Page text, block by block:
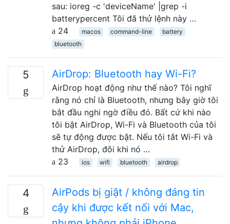
sau: ioreg -c 'deviceName' |grep -i
batterypercent Tôi đã thử lệnh này …
24
macos command-line
battery
bluetooth
5 AirDrop: Bluetooth hay Wi-Fi?
AirDrop hoạt động như thế nào? Tôi nghĩ
rằng nó chỉ là Bluetooth, nhưng bây giờ tôi
bắt đầu nghi ngờ điều đó. Bất cứ khi nào
tôi bật AirDrop, Wi-Fi và Bluetooth của tôi
sẽ tự động được bật. Nếu tôi tắt Wi-Fi và
thử AirDrop, đôi khi nó …
23
ios wifi bluetooth airdrop
4
AirPods bị giật / không đáng tin
cậy khi được kết nối với Mac,